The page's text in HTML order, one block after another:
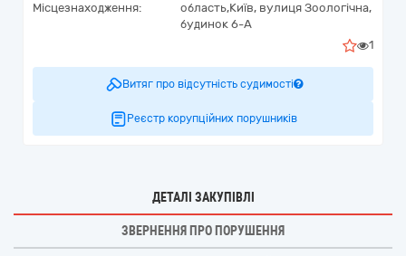
Місцезнаходження:
область,Київ, вулиця Зоологічна,
будинок 6-А
1
Витяг про відсутність судимості
Реєстр корупційних порушників
ДЕТАЛІ ЗАКУПІВЛІ
ЗВЕРНЕННЯ ПРО ПОРУШЕННЯ